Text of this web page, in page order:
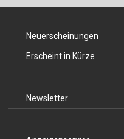
Neuerscheinungen
Erscheint in Kürze
Newsletter